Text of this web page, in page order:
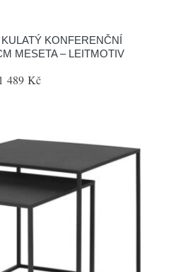
KONFERENČNÍ
MESETA – LEITMOTIV
1 489 Kč